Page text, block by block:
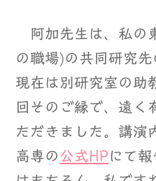
阿加先生は、私の
の職場)の共同研究先
現在は別研究室の助
回そのご縁で、遠く
ただきました。講演
高専の 公式HP にて